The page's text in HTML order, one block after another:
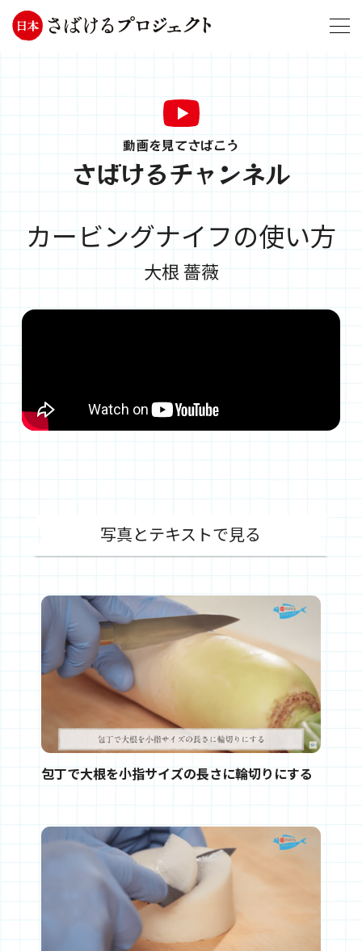
動画を見てさばこう
さばけるチャンネル
カービングナイフの使い方
大根 薔薇
写真とテキストで見る
包丁で大根を小指サイズの長さに輪切りにする